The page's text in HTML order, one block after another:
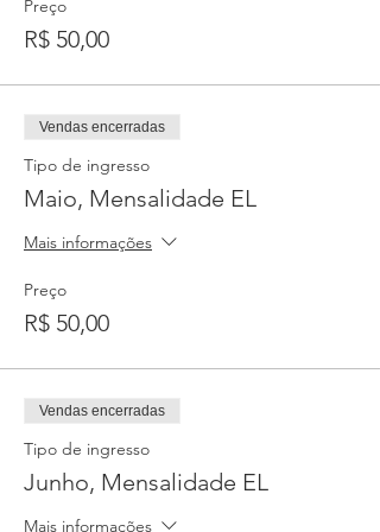
Preço
R$ 50,00
Vendas encerradas
Tipo de ingresso
Maio, Mensalidade EL
Mais informações
Preço
R$ 50,00
Vendas encerradas
Tipo de ingresso
Junho, Mensalidade EL
Mais informações